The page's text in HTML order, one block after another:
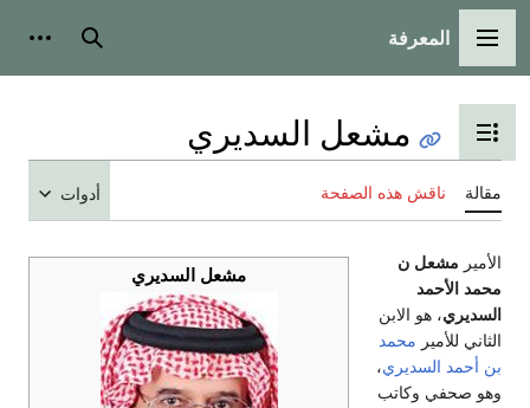
القائمة الرئيسية
المعرفة بحث
تبديل عرض جدول المحتويات
مشعل السديري
مقالة ناقش هذه الصفحة أدوات
مشعل السديري
الأمير مشعل ن
محمد الأحمد
السديري، هو الابن
الثاني للأمير محمد
بن أحمد السديري،
وهو صحفي وكاتب